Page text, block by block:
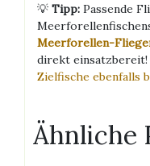
💡 Tipp: Passende
Meerforellen-
direkt einsatzbereit!
Zielfische ebenfalls
Ähnliche